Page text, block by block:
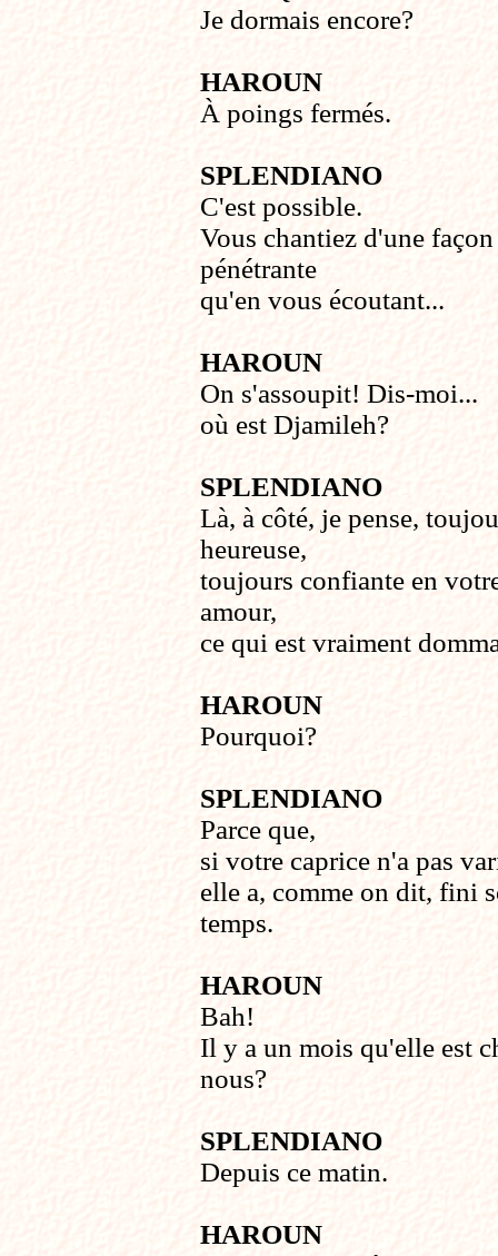
Je dormais encore?
HAROUN
À poings fermés.
SPLENDIANO
C'est possible.
Vous chantiez d'une
pénétrante
qu'en vous écoutant...
HAROUN
On s'assoupit! Dis-moi...
où est Djamileh?
SPLENDIANO
Là, à côté, je pense,
heureuse,
toujours confiante en
amour,
ce qui est vraiment
HAROUN
Pourquoi?
SPLENDIANO
Parce que,
si votre caprice n'a pas
elle a, comme on dit, fini
temps.
HAROUN
Bah!
Il y a un mois qu'elle est
nous?
SPLENDIANO
Depuis ce matin.
HAROUN